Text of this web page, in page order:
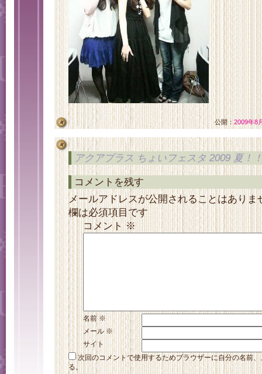
公開： 2009年8
アクアプラス ちょいフェスタ 2009 夏！
コメントを残す
メールアドレスが公開されることはありま
欄は必須項目です
コメント※
名前※
メール ※
サイト
次回のコメントで使用するためブラウザーに自分の名前
る。